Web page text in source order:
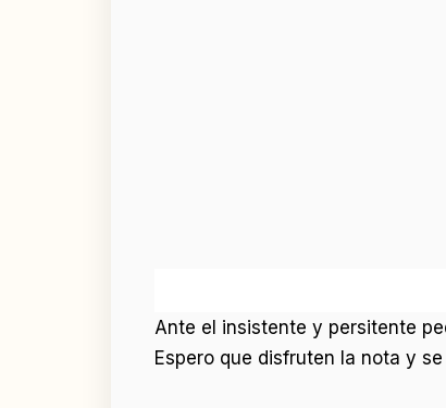
Ante el insistente y persitente
Espero que disfruten la nota y